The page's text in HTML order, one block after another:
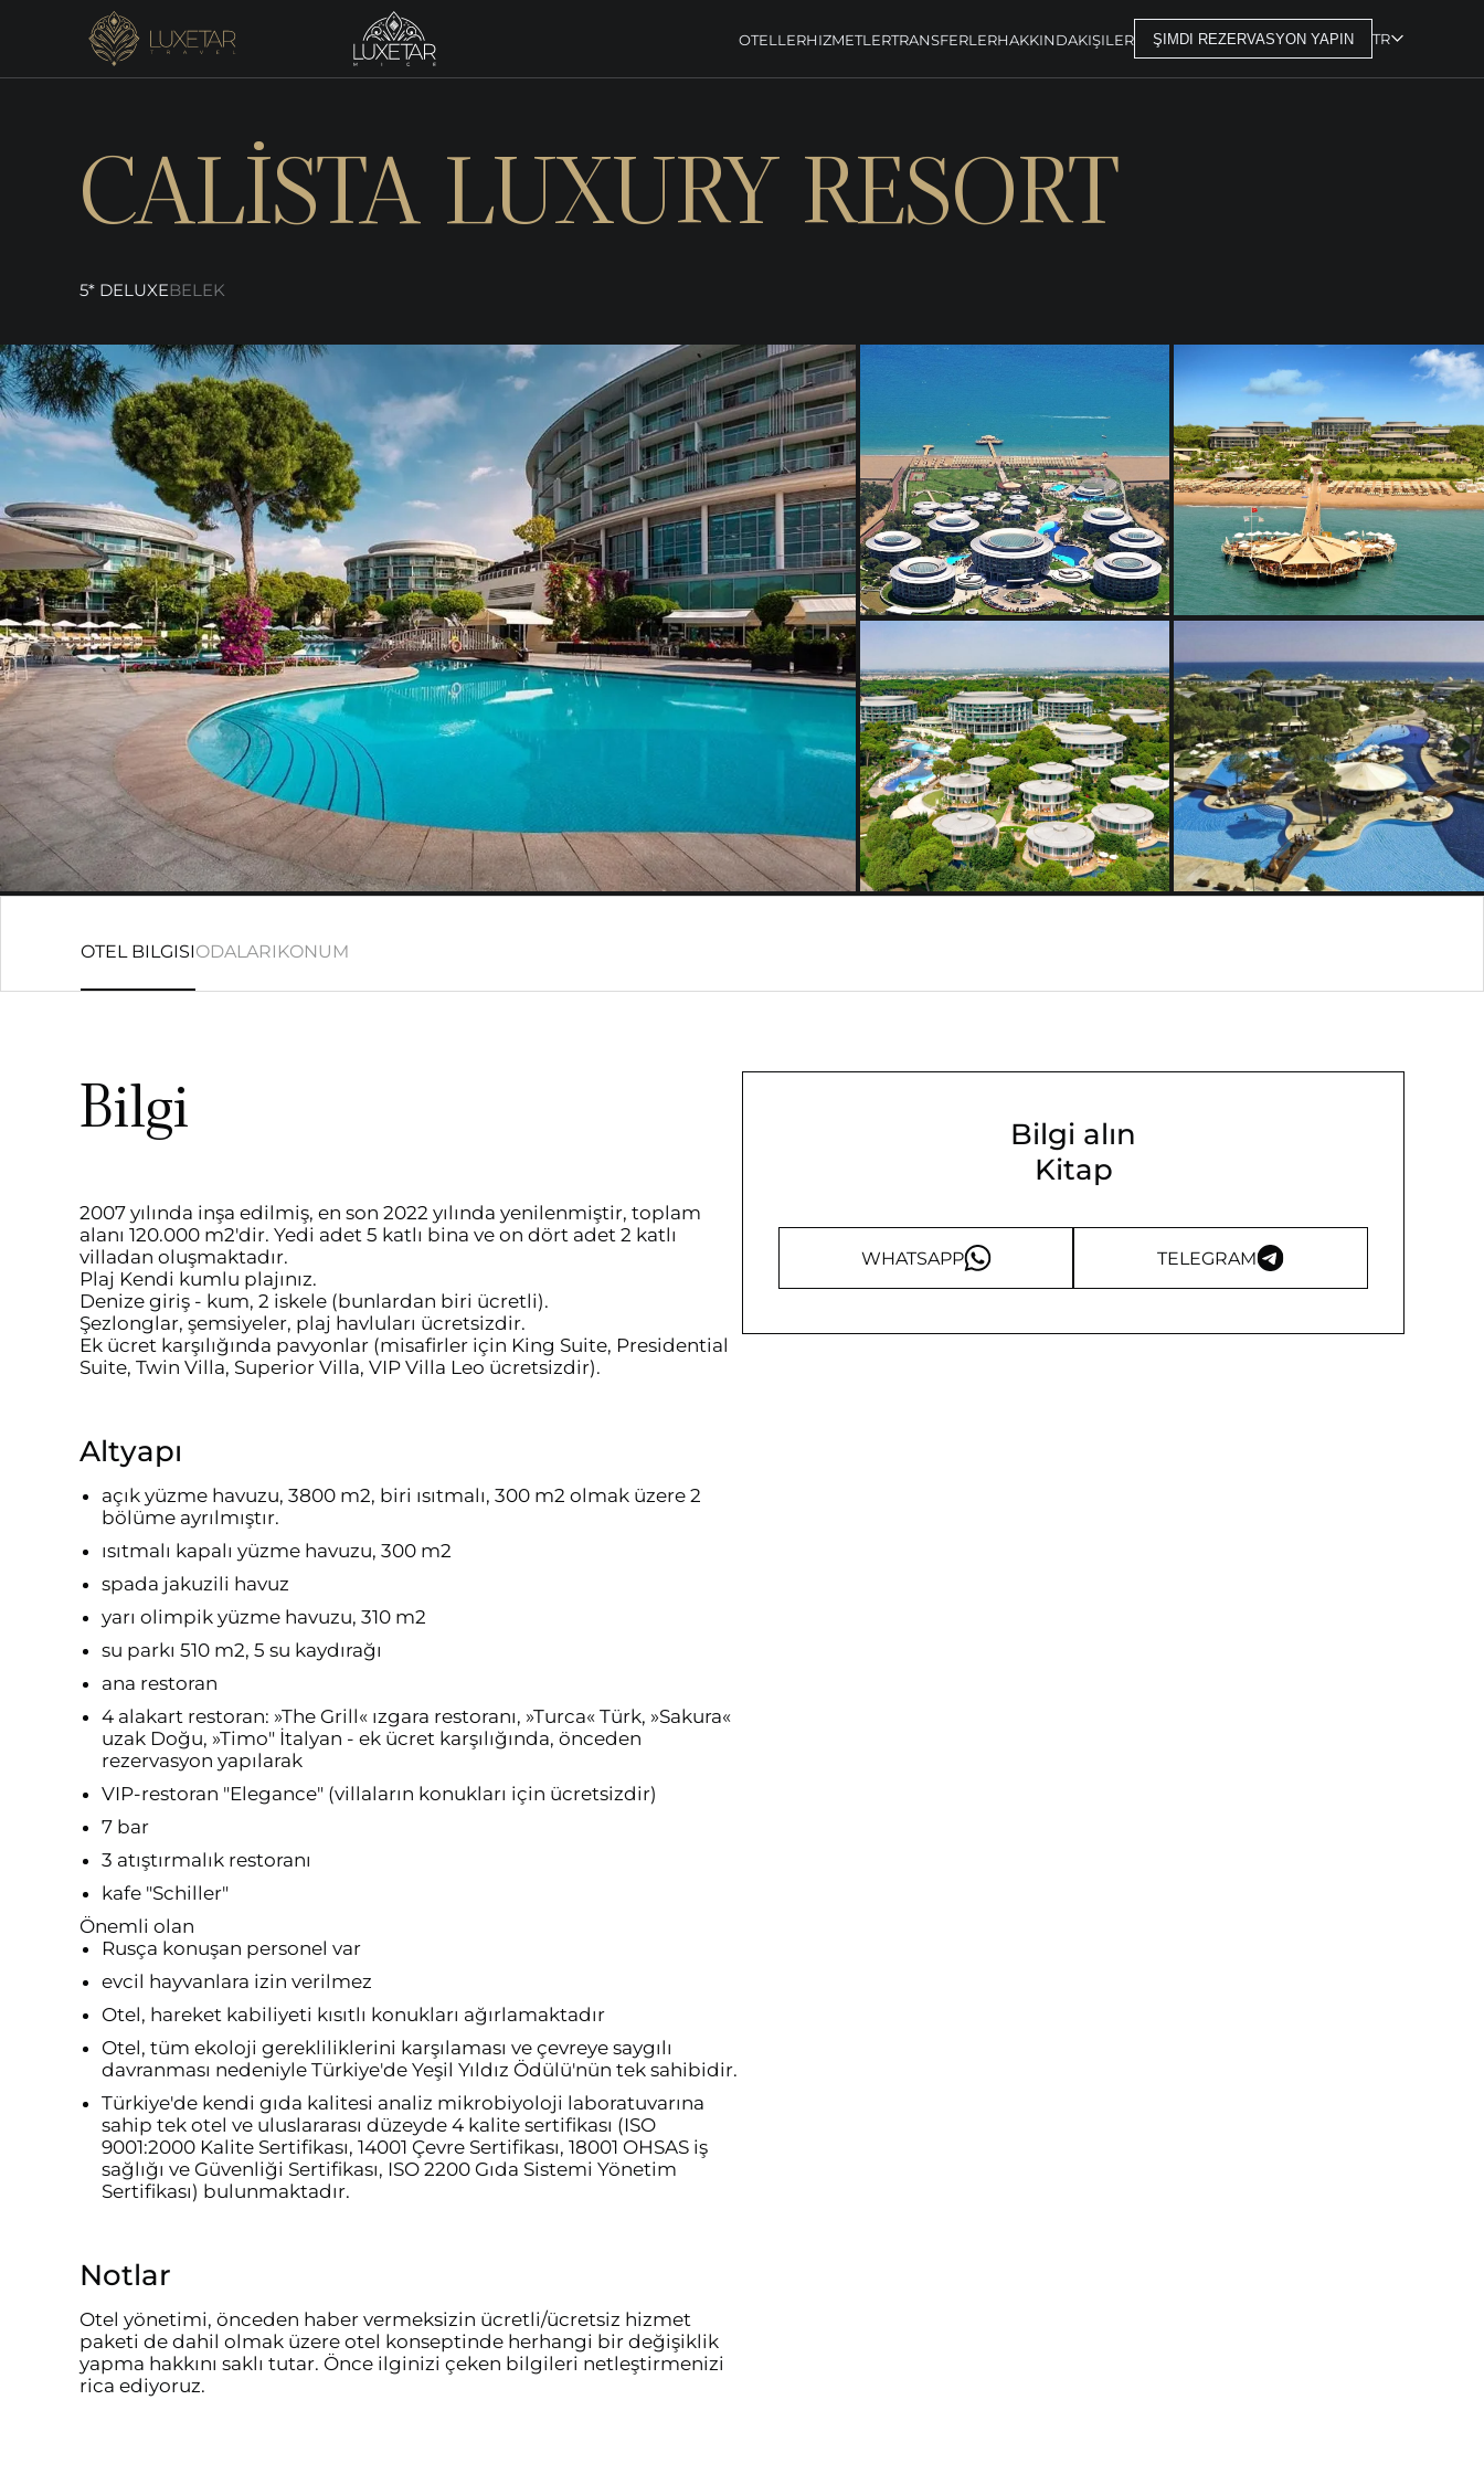
OTELLERHIZMETLERTRANSFERLERHAKKINDAKIŞILER ŞIMDI REZERVASYON YAPIN TR
CALİSTA LUXURY RESORT
5* DELUXEBELEK
OTEL BILGISIODALARI KONUM
Bilgi
2007 yılında inşa edilmiş, en son 2022 yılında yenilenmiştir, toplam
alanı 120.000 m2'dir. Yedi adet 5 katlı bina ve on dört adet 2 katlı
villadan oluşmaktadır.
Plaj Kendi kumlu plajınız.
Denize giriş - kum, 2 iskele (bunlardan biri ücretli).
Şezlonglar, şemsiyeler, plaj havluları ücretsizdir.
Ek ücret karşılığında pavyonlar (misafirler için King Suite, Presidential
Suite, Twin Villa, Superior Villa, VIP Villa Leo ücretsizdir).
Altyapı
açık yüzme havuzu, 3800 m2, biri ısıtmalı, 300 m2 olmak üzere 2
bölüme ayrılmıştır.
ısıtmalı kapalı yüzme havuzu, 300 m2
spada jakuzili havuz
yarı olimpik yüzme havuzu, 310 m2
su parkı 510 m2, 5 su kaydırağı
ana restoran
4 alakart restoran: »The Grill« ızgara restoranı, »Turca« Türk, »Sakura«
uzak Doğu, »Timo" İtalyan - ek ücret karşılığında, önceden
rezervasyon yapılarak
VIP-restoran "Elegance" (villaların konukları için ücretsizdir)
7 bar
3 atıştırmalık restoranı
kafe "Schiller"
Önemli olan
Rusça konuşan personel var
evcil hayvanlara izin verilmez
Otel, hareket kabiliyeti kısıtlı konukları ağırlamaktadır
Otel, tüm ekoloji gerekliliklerini karşılaması ve çevreye saygılı
davranması nedeniyle Türkiye'de Yeşil Yıldız Ödülü'nün tek sahibidir.
Türkiye'de kendi gıda kalitesi analiz mikrobiyoloji laboratuvarına
sahip tek otel ve uluslararası düzeyde 4 kalite sertifikası (ISO
9001:2000 Kalite Sertifikası, 14001 Çevre Sertifikası, 18001 OHSAS iş
sağlığı ve Güvenliği Sertifikası, ISO 2200 Gıda Sistemi Yönetim
Sertifikası) bulunmaktadır.
Notlar
Otel yönetimi, önceden haber vermeksizin ücretli/ücretsiz hizmet
paketi de dahil olmak üzere otel konseptinde herhangi bir değişiklik
yapma hakkını saklı tutar. Önce ilginizi çeken bilgileri netleştirmenizi
rica ediyoruz.
Bilgi alın
Kitap
WHATSAPP TELEGRAM